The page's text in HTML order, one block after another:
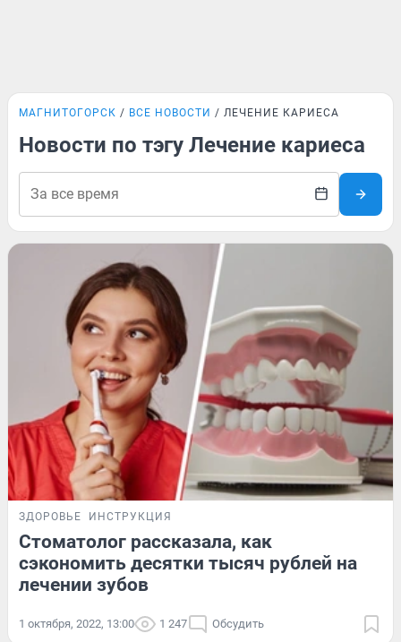
МАГНИТОГОРСК ВСЕ НОВОСТИ ЛЕЧЕНИЕ КАРИЕСА
Новости по тэгу Лечение кариеса
ЗДОРОВЬЕ ИНСТРУКЦИЯ
Стоматолог рассказала, как
сэкономить десятки тысяч рублей на
лечении зубов
1 октября, 2022, 13:00 1 247 Обсудить